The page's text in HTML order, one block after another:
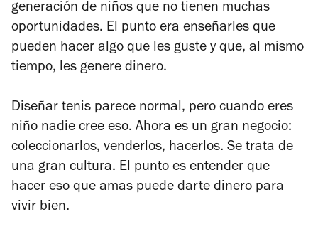
generación de niños que no tienen muchas
oportunidades. El punto era enseñarles que
pueden hacer algo que les guste y que, al mismo
tiempo, les genere dinero.
Diseñar tenis parece normal, pero cuando eres
niño nadie cree eso. Ahora es un gran negocio:
coleccionarlos, venderlos, hacerlos. Se trata de
una gran cultura. El punto es entender que
hacer eso que amas puede darte dinero para
vivir bien.